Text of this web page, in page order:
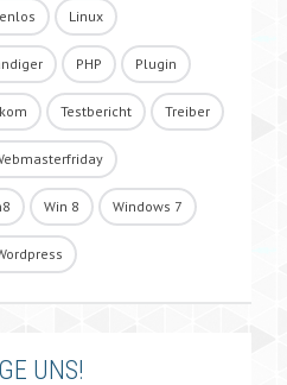
Linux
PHP Plugin
Testbericht Treiber
Win 8 Windows 7
UNS!